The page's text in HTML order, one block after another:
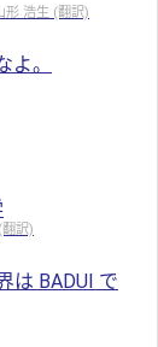
形 浩生 (翻訳)
。
訳)
は BADUI で